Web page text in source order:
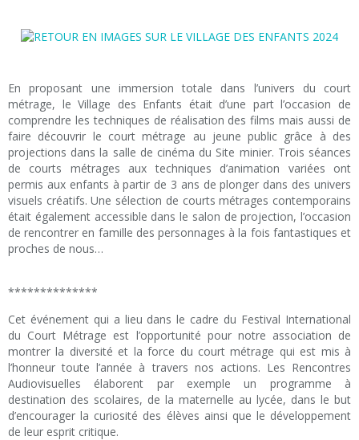
En proposant une immersion totale dans l’univers du court
métrage, le Village des Enfants était d’une part l’occasion de
comprendre les techniques de réalisation des films mais aussi de
faire découvrir le court métrage au jeune public grâce à des
projections dans la salle de cinéma du Site minier. Trois séances
de courts métrages aux techniques d’animation variées ont
permis aux enfants à partir de 3 ans de plonger dans des univers
visuels créatifs. Une sélection de courts métrages contemporains
était également accessible dans le salon de projection, l’occasion
de rencontrer en famille des personnages à la fois fantastiques et
proches de nous…
**************
Cet événement qui a lieu dans le cadre du Festival International
du Court Métrage est l’opportunité pour notre association de
montrer la diversité et la force du court métrage qui est mis à
l’honneur toute l’année à travers nos actions. Les Rencontres
Audiovisuelles élaborent par exemple un programme à
destination des scolaires, de la maternelle au lycée, dans le but
d’encourager la curiosité des élèves ainsi que le développement
de leur esprit critique.